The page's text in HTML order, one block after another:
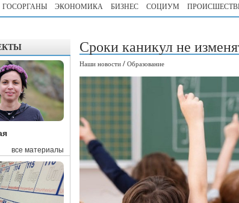
ГОСОРГАНЫ ЭКОНОМИКА БИЗНЕС СОЦИУМ
все материалы
Сроки каникул не
Наши новости / Образование